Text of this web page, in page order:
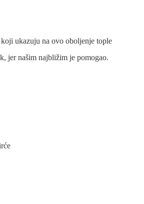
ukazuju na ovo oboljenje tople
jer našim najbližim je pomogao.